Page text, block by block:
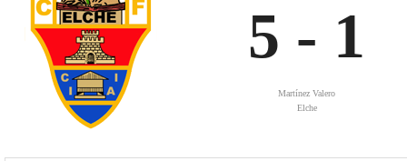
5 - 1
Martínez Valero
Elche